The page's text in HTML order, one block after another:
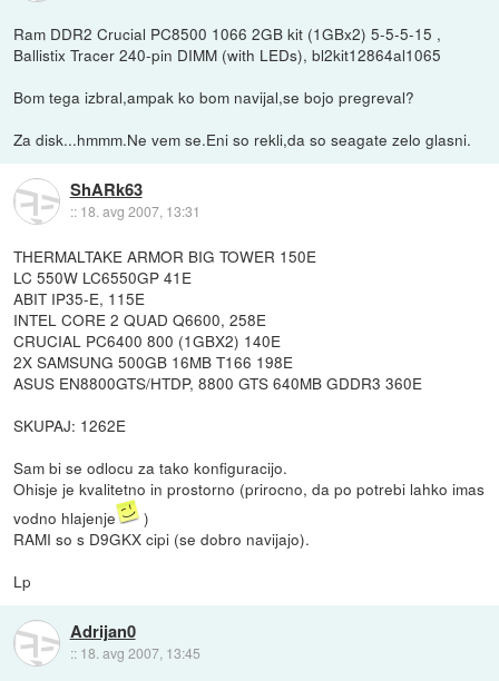
Ram DDR2 Crucial PC8500 1066 2GB kit (1GBx2) 5-5-5-15 ,
Ballistix Tracer 240-pin DIMM (with LEDs), bl2kit12864al1065
Bom tega izbral,ampak ko bom navijal,se bojo pregreval?
Za disk...hmmm.Ne vem se.Eni so rekli,da so seagate zelo glasni.
ShARk63
:: 18. avg 2007, 13:31
THERMALTAKE ARMOR BIG TOWER 150E
LC 550W LC6550GP 41E
ABIT IP35-E, 115E
INTEL CORE 2 QUAD Q6600, 258E
CRUCIAL PC6400 800 (1GBX2) 140E
2X SAMSUNG 500GB 16MB T166 198E
ASUS EN8800GTS/HTDP, 8800 GTS 640MB GDDR3 360E
SKUPAJ: 1262E
Sam bi se odlocu za tako konfiguracijo.
Ohisje je kvalitetno in prostorno (prirocno, da po potrebi lahko imas
vodno hlajenje
)
RAMI so s D9GKX cipi (se dobro navijajo).
Lp
Adrijan0
:: 18. avg 2007, 13:45